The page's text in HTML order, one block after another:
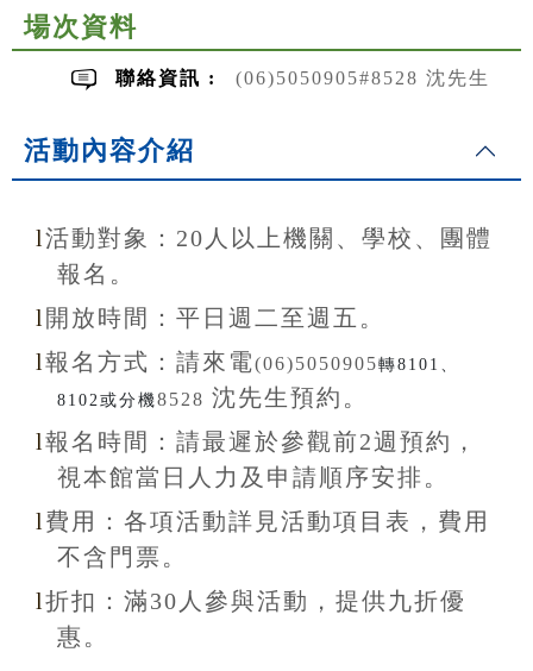
場次資料
聯絡資訊 : (06)5050905#8528 沈先生
活動內容介紹
l活動對象：20 人以上機關、學校、團體
報名。
l 開放時間： 平日週二至週五。
l報名方式： 請來電(06)5050905轉8101、
8102或分機8528 沈先生預約。
l報名 時間： 請最遲於參觀前2週預約，
視本館當日人力及申請順序安排。
l 費用：各項活動詳見活動項目表，費用
不含 門票。
l折扣 ：滿30 人參與活動，提供九折優
惠 。